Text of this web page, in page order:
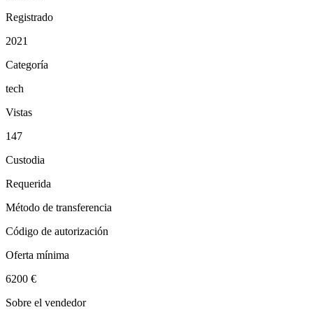
Registrado
2021
Categoría
tech
Vistas
147
Custodia
Requerida
Método de transferencia
Código de autorización
Oferta mínima
6200 €
Sobre el vendedor